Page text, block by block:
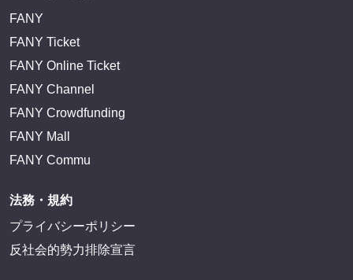
FANY
FANY Ticket
FANY Online Ticket
FANY Channel
FANY Crowdfunding
FANY Mall
FANY Commu
法務・規約
プライバシーポリシー
反社会的勢力排除宣言